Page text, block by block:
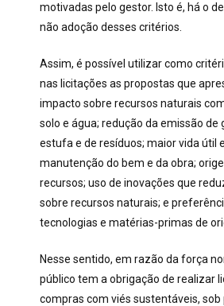
motivadas pelo gestor. Isto é, há o
não adoção desses critérios.
Assim, é possível utilizar como
nas licitações as propostas que
impacto sobre recursos naturais
solo e água; redução da emissão de
estufa e de resíduos; maior vida útil
manutenção do bem e da obra;
recursos; uso de inovações que
sobre recursos naturais; e
tecnologias e matérias-primas de
Nesse sentido, em razão da força
público tem a obrigação de realizar
compras com viés sustentáveis, sob